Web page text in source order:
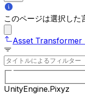
このページは選択した
Asset Transformer
UnityEngine.Pixyz